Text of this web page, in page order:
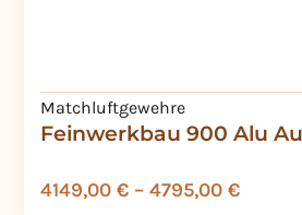
Feinwerkbau 900 Alu
Matchluftgewehre
4149,00 € – 4795,00 €